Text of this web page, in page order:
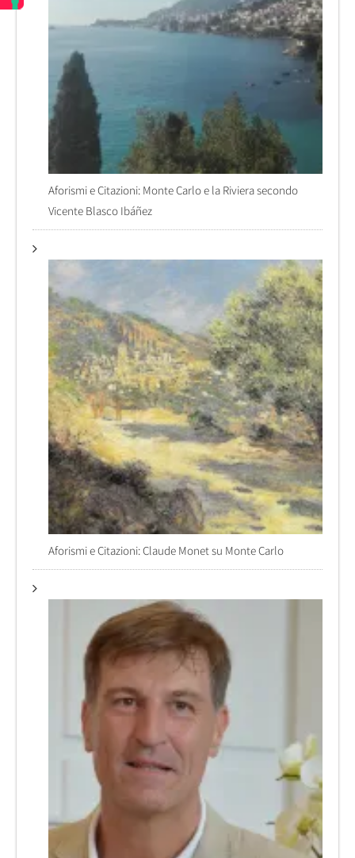
Aforismi e Citazioni: Monte Carlo e la Riviera secondo
Vicente Blasco Ibáñez
Aforismi e Citazioni: Claude Monet su Monte Carlo